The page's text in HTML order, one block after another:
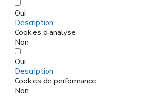
Oui
Description
Cookies d'analyse
Non
Oui
Description
Cookies de performance
Non